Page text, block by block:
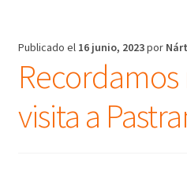
Publicado el 16 junio, 2023por
visita a